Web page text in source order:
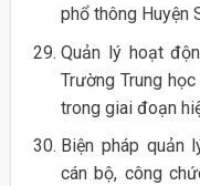
phổ thông Huyện
Quản lý hoạt
Trường Trung
trong giai đoạn
Biện pháp quản
cán bộ, công